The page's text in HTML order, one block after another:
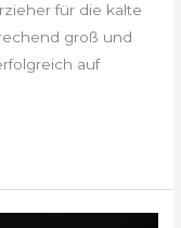
für die kalte
groß und
auf